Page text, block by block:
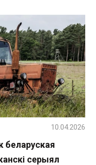
беларуская
серыял
10.04.2026